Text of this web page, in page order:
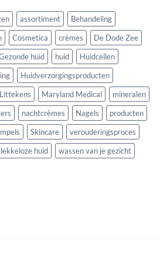
assortiment
Behandeling
Cosmetica crèmes
De Dode Zee
huid huid
Huidcellen
Huidverzorgingsproducten
Littekens Maryland Medical
mineralen
nachtcrèmes Nagels
producten
Skincare
verouderingsproces
huid
wassen van je gezicht